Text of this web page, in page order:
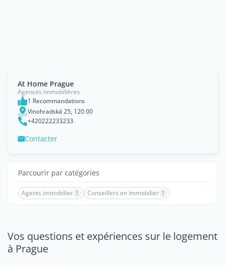
At Home Prague
Agences immobilières
1 Recommandations
Vinohradská 25, 120 00
+420222233233
Contacter
Parcourir par catégories
Agents immobilier 1 Conseillers en immobilier 1
Vos questions et expériences sur le logement
à Prague